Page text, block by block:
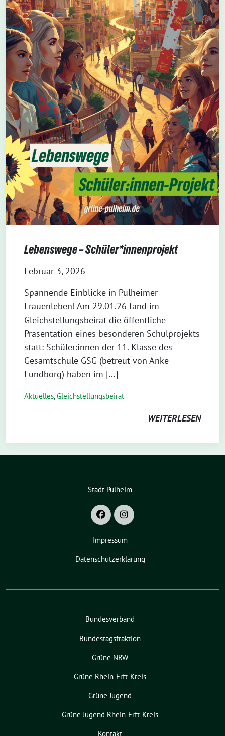
Lebenswege – Schüler*innenprojekt
Februar 3, 2026
Spannende Einblicke in Pulheimer
Frauenleben! Am 29.01.26 fand im
Gleichstellungsbeirat die öffentliche
Präsentation eines besonderen Schulprojekts
statt: Schüler:innen der 11. Klasse des
Gesamtschule GSG (betreut von Anke
Lundborg) haben im […]
Aktuelles,Gleichstellungsbeirat
WEITERLESEN
Stadt Pulheim
Impressum
Datenschutzerklärung
Bundesverband
Bundestagsfraktion
Grüne NRW
Grüne Rhein-Erft-Kreis
Grüne Jugend
Grüne Jugend Rhein-Erft-Kreis
Kontakt